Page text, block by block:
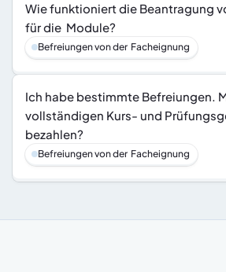
Wie funktioniert die Beantragung
für die  Module?
Befreiungen von der  Facheignung
Ich habe bestimmte Befreiungen.
vollständigen Kurs- und
bezahlen?
Befreiungen von der  Facheignung